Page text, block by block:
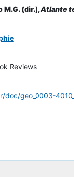
M.G. (dir.),Atlante
Reviews
geo_0003-